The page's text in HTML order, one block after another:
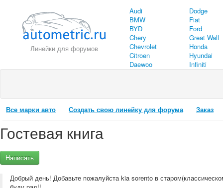
Линейки для форумов
Audi
BMW
BYD
Chery
Chevrolet
Citroen
Daewoo
Dodge
Fiat
Ford
Great Wall
Honda
Hyundai
Infiniti
Все марки авто Создать свою линейку для форума Заказ
Гостевая книга
Написать
Добрый день! Добавьте пожалуйста kia sorento в